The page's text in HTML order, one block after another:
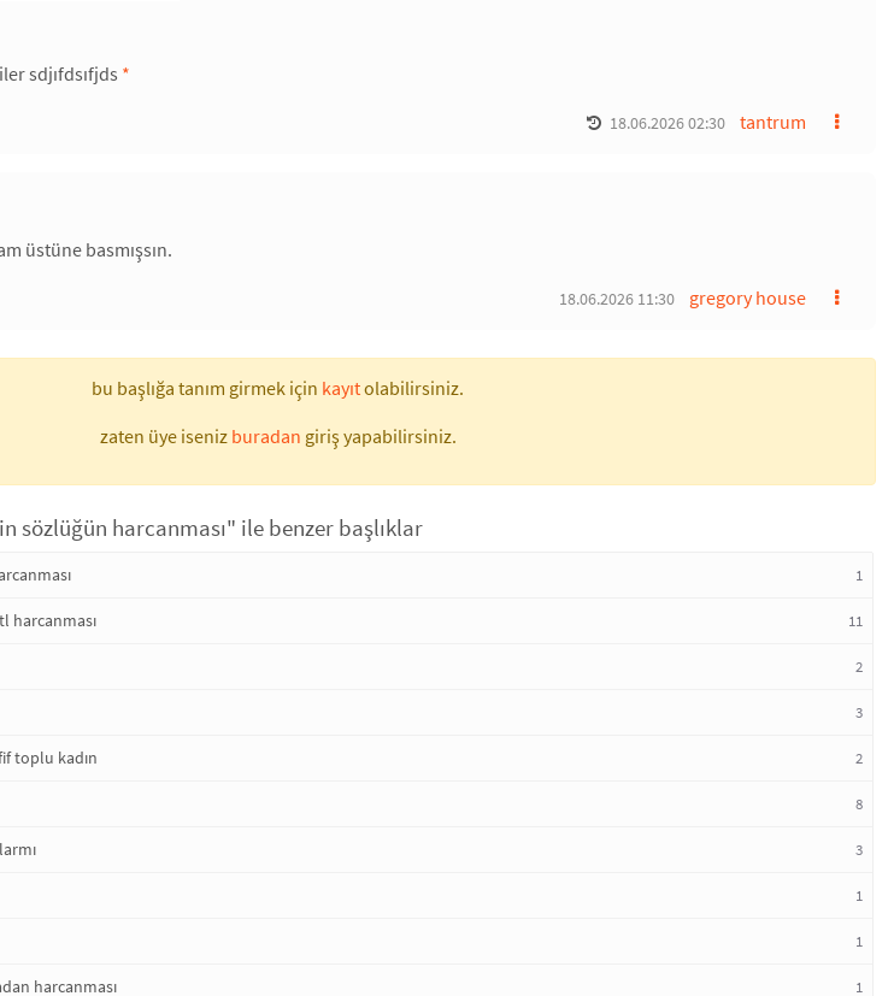
sdjıfdsıfjds *
tantrum
18.06.2026 02:30
üstüne basmışsın.
gregory house
18.06.2026 11:30
bu başlığa tanım girmek için kayıtolabilirsiniz.
zaten üye iseniz buradan giriş yapabilirsiniz.
sözlüğün harcanması" ile benzer başlıklar
1
harcanması 11
2
3
toplu kadın 2
8
3
1
1
harcanması 1